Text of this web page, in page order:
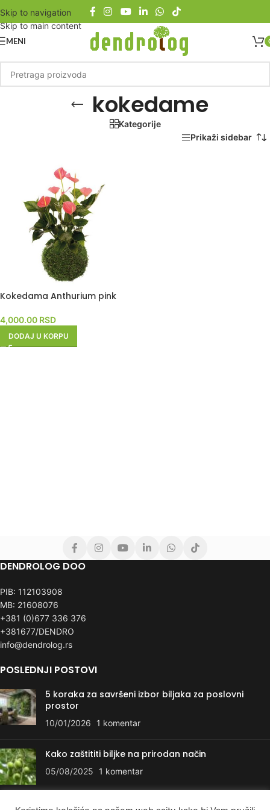
Skip to navigation
Skip to main content
MENI
kokedame
Kategorije
Prikaži sidebar
Kokedama Anthurium pink
4,000.00 RSD
DODAJ U KORPU
DENDROLOG DOO
PIB: 112103908
MB: 21608076
+381 (0)677 336 376
+381677/DENDRO
info@dendrolog.rs
POSLEDNJI POSTOVI
5 koraka za savršeni izbor biljaka za poslovni
prostor
10/01/2026 1 komentar
Kako zaštititi biljke na prirodan način
05/08/2025 1 komentar
KORISNI LINKOVI